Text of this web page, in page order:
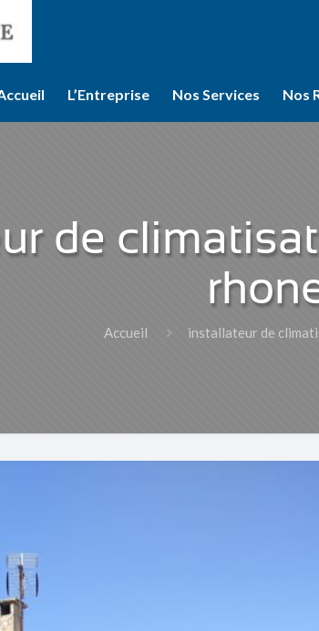
L’Entreprise Nos Services Nos
de
Accueil installateur de